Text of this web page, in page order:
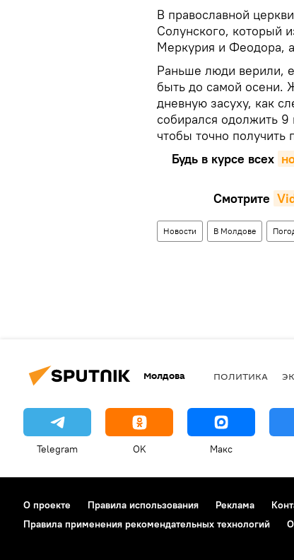
В православной
Солунского, который
Меркурия и Феодора,
Раньше люди верили,
быть до самой осени.
дневную засуху, как
собирался одолжить 9
чтобы точно получить
Будь в курсе всех
Смотрите
Новости В Молдове
Молдова ПОЛИТИКА
Telegram OK Макс
О проекте Правила использования Реклама
Правила применения рекомендательных технологий